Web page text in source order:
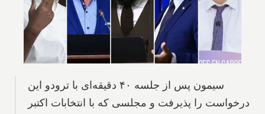
سیمون پس از جلسه ۴۰ دقیقه‌ای با ترودو این
درخواست را پذیرفت و مجلسی که با انتخابات اکتبر